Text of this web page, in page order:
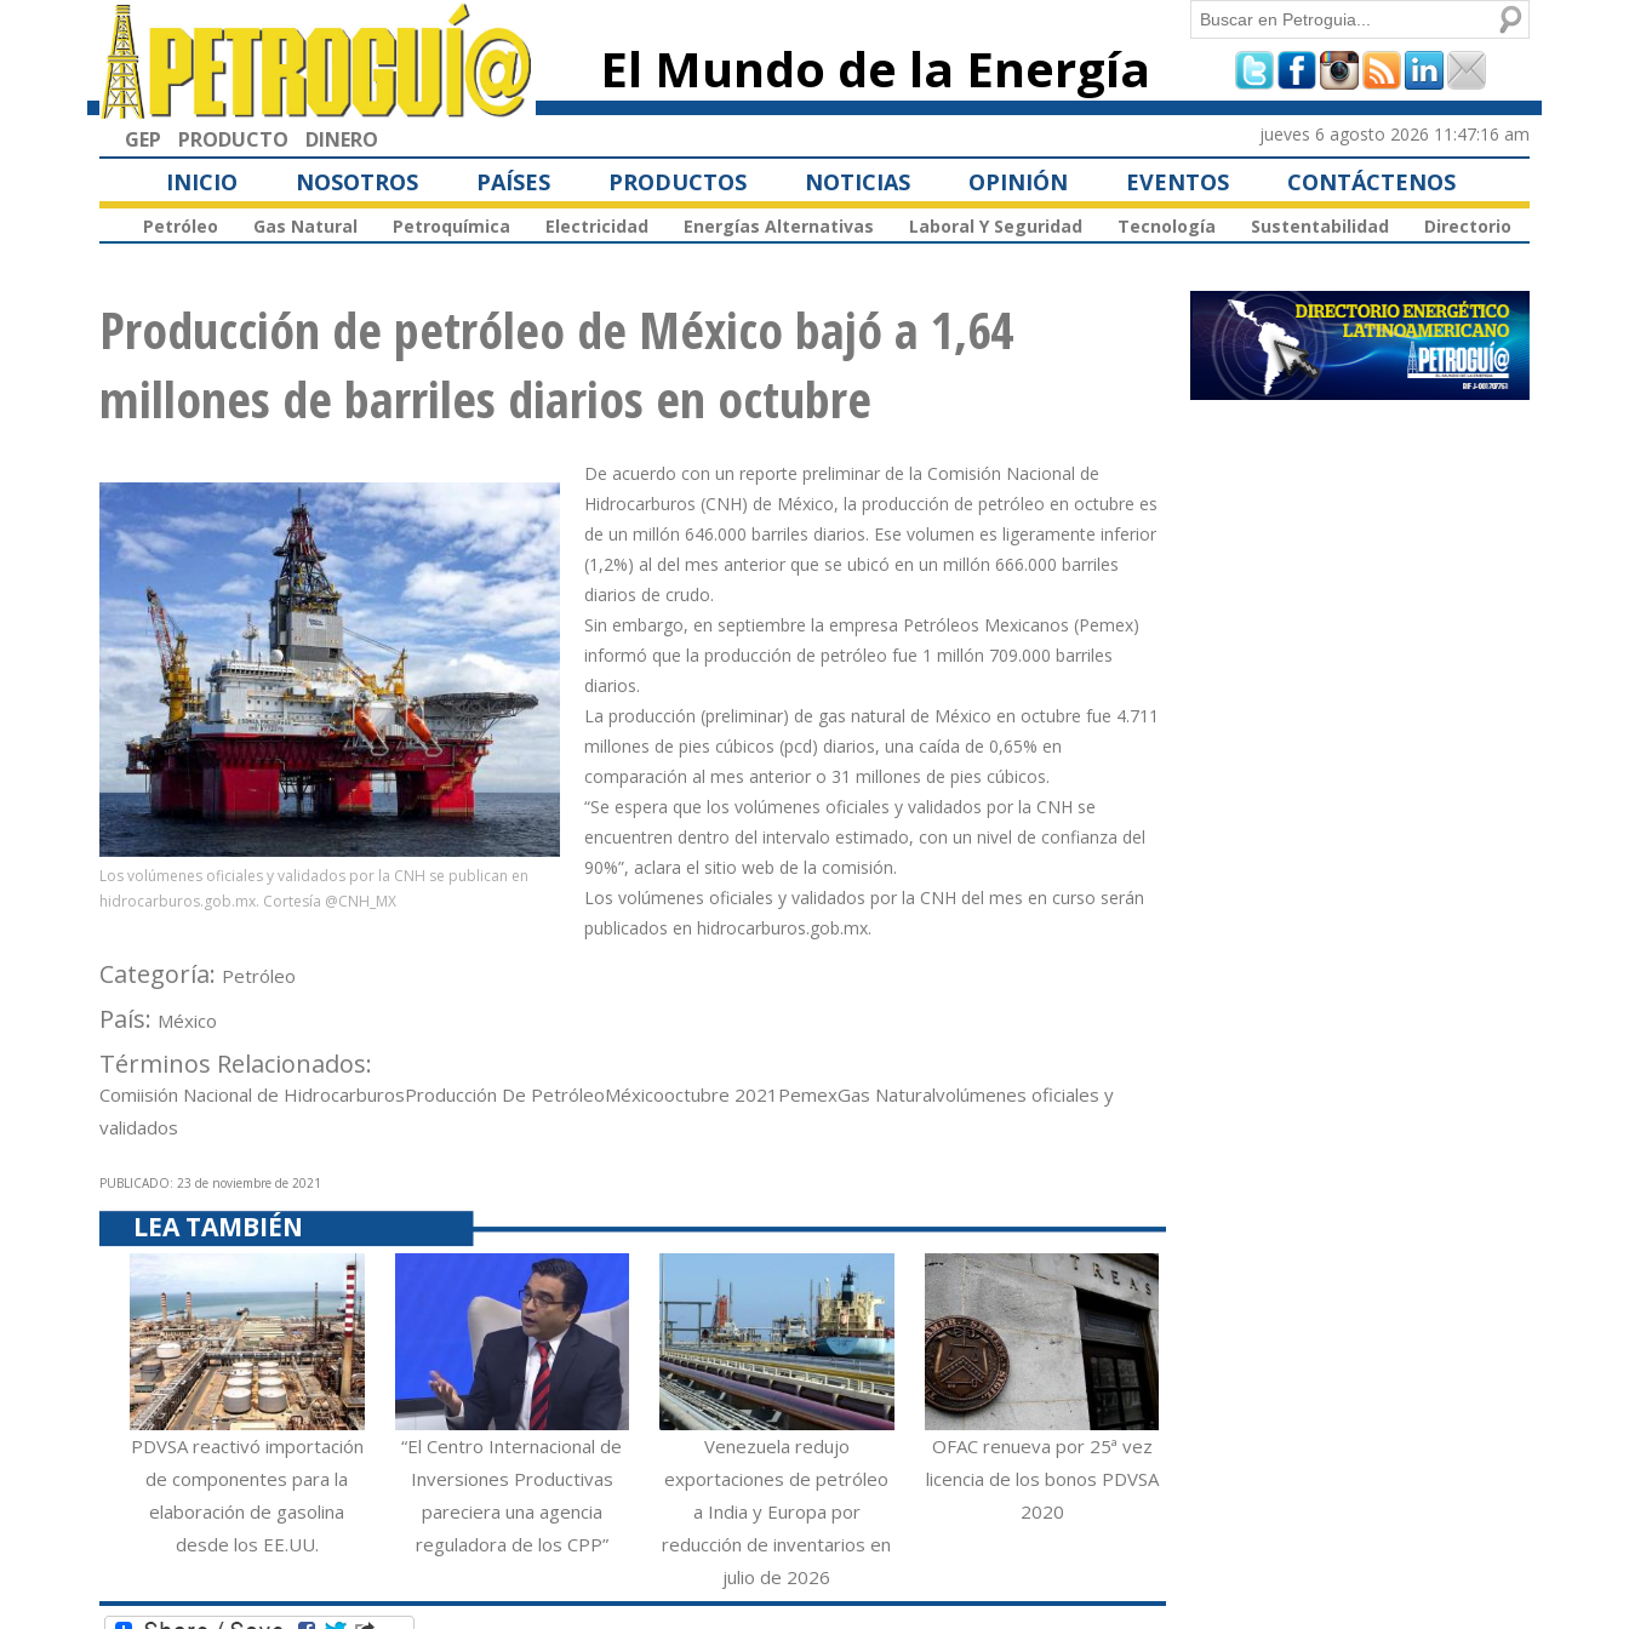
principal
El Mundo de la Energía
Formulario de
búsqueda
Buscar
GEP PRODUCTO DINERO jueves 6 agosto 2026 11:47:16 am
INICIO NOSOTROS PAÍSES PRODUCTOS NOTICIAS OPINIÓN EVENTOS CONTÁCTENOS
Petróleo Gas Natural Petroquímica Electricidad Energías Alternativas Laboral Y Seguridad Tecnología Sustentabilidad Directorio
Producción de petróleo de México bajó a 1,64
millones de barriles diarios en octubre
Los volúmenes oficiales y validados por la CNH se publican en
hidrocarburos.gob.mx. Cortesía @CNH_MX
De acuerdo con un reporte preliminar de la Comisión Nacional de
Hidrocarburos (CNH) de México, la producción de petróleo en octubre es
de un millón 646.000 barriles diarios. Ese volumen es ligeramente inferior
(1,2%) al del mes anterior que se ubicó en un millón 666.000 barriles
diarios de crudo.
Sin embargo, en septiembre la empresa Petróleos Mexicanos (Pemex)
informó que la producción de petróleo fue 1 millón 709.000 barriles
diarios.
La producción (preliminar) de gas natural de México en octubre fue 4.711
millones de pies cúbicos (pcd) diarios, una caída de 0,65% en
comparación al mes anterior o 31 millones de pies cúbicos.
“Se espera que los volúmenes oficiales y validados por la CNH se
encuentren dentro del intervalo estimado, con un nivel de confianza del
90%”, aclara el sitio web de la comisión.
Los volúmenes oficiales y validados por la CNH del mes en curso serán
publicados en hidrocarburos.gob.mx.
Categoría: Petróleo
País: México
Términos Relacionados:
Comiisión Nacional de HidrocarburosProducción De PetróleoMéxicooctubre 2021 PemexGas Naturalvolúmenes oficiales y
validados
PUBLICADO: 23 de noviembre de 2021
LEA TAMBIÉN
PDVSA reactivó importación
de componentes para la
elaboración de gasolina
desde los EE.UU.
“El Centro Internacional de
Inversiones Productivas
pareciera una agencia
reguladora de los CPP”
Venezuela redujo
exportaciones de petróleo
a India y Europa por
reducción de inventarios en
julio de 2026
OFAC renueva por 25ª vez
licencia de los bonos PDVSA
2020